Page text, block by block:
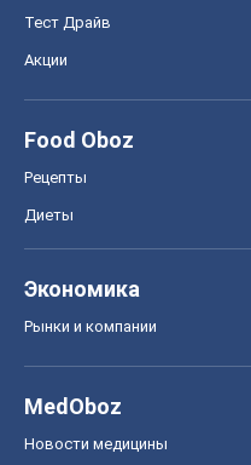
Тест Драйв
Акции
Food Oboz
Рецепты
Диеты
Экономика
Рынки и компании
MedOboz
Новости медицины